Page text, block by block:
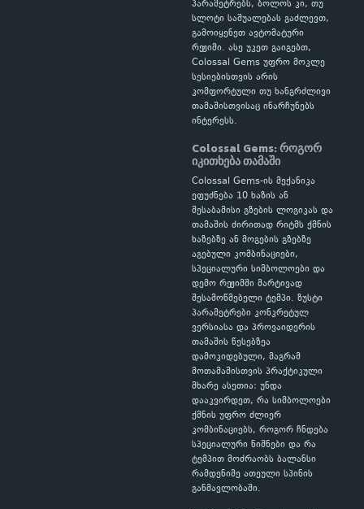
პარამეტრებს, ბოლოს კი, თუ
სლოტი საშუალებას გაძლევთ,
გამოიყენეთ ავტომატური
რეჟიმი. ასე უკეთ გაიგებთ,
Colossal Gems უფრო მოკლე
სესიებისთვის არის
კომფორტული თუ ხანგრძლივი
თამაშისთვისაც ინარჩუნებს
ინტერესს.
Colossal Gems: როგორ
იკითხება თამაში
Colossal Gems-ის მექანიკა
ეფუძნება 10 ხაზის ან
შესაბამისი გზების ლოგიკას და
თამაშის ძირითად რიტმს ქმნის
ხაზებზე ან მოგების გზებზე
აგებული კომბინაციები,
სპეციალური სიმბოლოები და
დემო რეჟიმში მარტივად
შესამოწმებელი ტემპი. ზუსტი
პარამეტრები კონკრეტულ
ვერსიასა და პროვაიდერის
თამაშის წესებზეა
დამოკიდებული, მაგრამ
მოთამაშისთვის პრაქტიკული
მხარე ასეთია: უნდა
დააკვირდეთ, რა სიმბოლოები
ქმნის უფრო ძლიერ
კომბინაციებს, როგორ ჩნდება
სპეციალური ნიშნები და რა
ტემპით მოძრაობს ბალანსი
რამდენიმე ათეული სპინის
განმავლობაში.